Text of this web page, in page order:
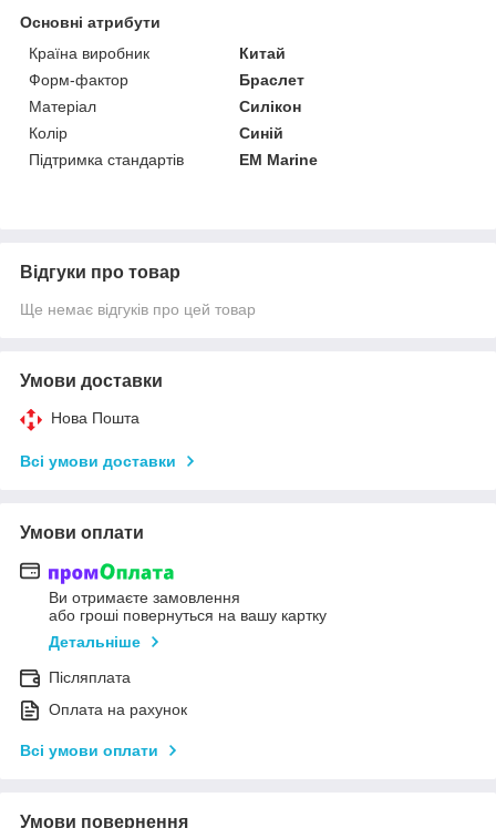
Основні атрибути
Країна виробник
Китай
Форм-фактор
Браслет
Матеріал
Силікон
Колір
Синій
Підтримка стандартів
EM Marine
Відгуки про товар
Ще немає відгуків про цей товар
Умови доставки
Нова Пошта
Всі умови доставки
Умови оплати
Ви отримаєте замовлення
або гроші повернуться на вашу картку
Детальніше
Післяплата
Оплата на рахунок
Всі умови оплати
Умови повернення